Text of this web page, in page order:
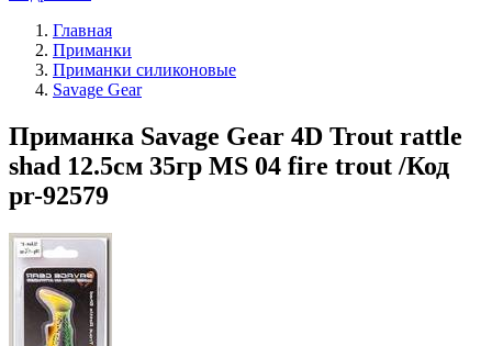
Главная
Приманки
Приманки силиконовые
Savage Gear
Приманка Savage Gear 4D Trout rattle
shad 12.5см 35гр MS 04 fire trout /Код
pr-92579